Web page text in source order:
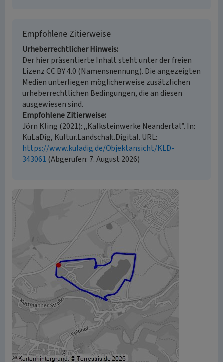
Empfohlene Zitierweise
Urheberrechtlicher Hinweis
Der hier präsentierte Inhalt steht unter der freien
Lizenz CC BY 4.0 (Namensnennung). Die angezeigten
Medien unterliegen möglicherweise zusätzlichen
urheberrechtlichen Bedingungen, die an diesen
ausgewiesen sind.
Empfohlene Zitierweise
Jörn Kling (2021): „Kalksteinwerke Neandertal”. In:
KuLaDig, Kultur.Landschaft.Digital. URL:
https://www.kuladig.de/Objektansicht/KLD-
343061 (Abgerufen: 7. August 2026)